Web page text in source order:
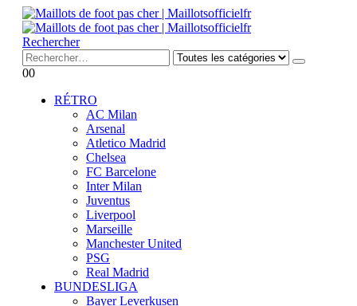
Rechercher
00
RÉTRO
AC Milan
Arsenal
Atletico Madrid
Chelsea
FC Barcelone
Inter Milan
Juventus
Liverpool
Marseille
Manchester United
PSG
Real Madrid
BUNDESLIGA
Bayer Leverkusen